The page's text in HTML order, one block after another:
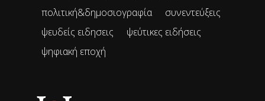
πολιτική&δημοσιογραφία
συνεντεύξεις
ψευδείς ειδησεις
ψεύτικες ειδήσεις
ψηφιακή εποχή